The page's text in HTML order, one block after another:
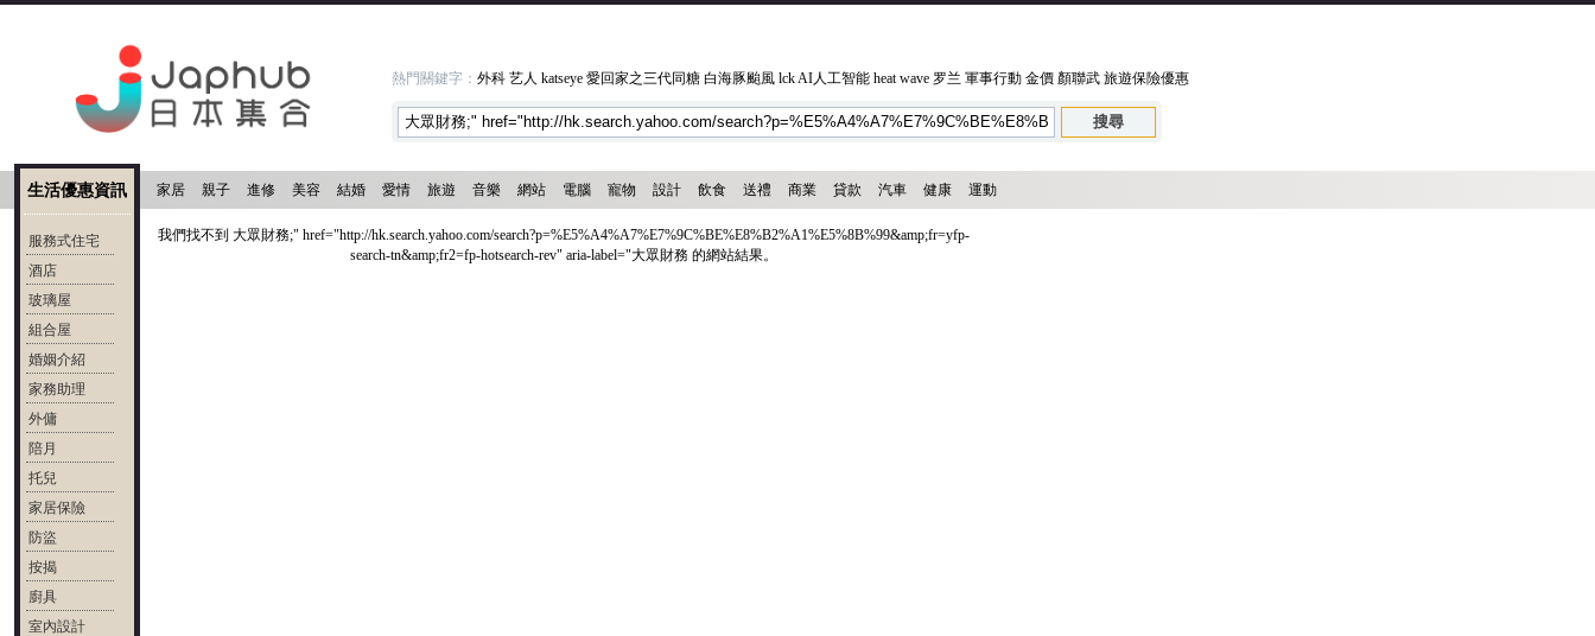
熱門關鍵字： 外科 艺人 katseye 愛回家之三代同糖 白海豚颱風 lckAI人工智能 heat wave 罗兰 軍事行動 金價 顏聯武 旅遊保險優惠
家居 親子 進修 美容 結婚 愛情 旅遊 音樂 網站 電腦 寵物 設計 飲食 送禮 商業 貸款 汽車 健康 運動
生活優惠資訊
服務式住宅
酒店
玻璃屋
組合屋
婚姻介紹
家務助理
外傭
陪月
托兒
家居保險
防盜
按揭
廚具
室內設計
我們找不到 大眾財務;" href="http://hk.search.yahoo.com/search?p=%E5%A4%A7%E7%9C%BE%E8%B2%A1%E5%8B%99&amp;fr=yfp-
search-tn&amp;fr2=fp-hotsearch-rev" aria-label="大眾財務 的網站結果。